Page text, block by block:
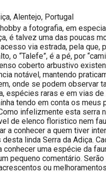
Alentejo, Portugal
a fotografia, em
é talvez uma das poucas
via estrada, pela que,
o “Talefe”, é a pé, por
coberto arbustivo
notável, mantendo
onde se podem observar
espécies raras e em vias de
tendo em conta os meus
infelizmente esta serra
de elenco floristico nem
a conhecer a quem tiver
desta linda Serra da Adiça.
conhecer uma espécie da
pequeno comentário.
ou